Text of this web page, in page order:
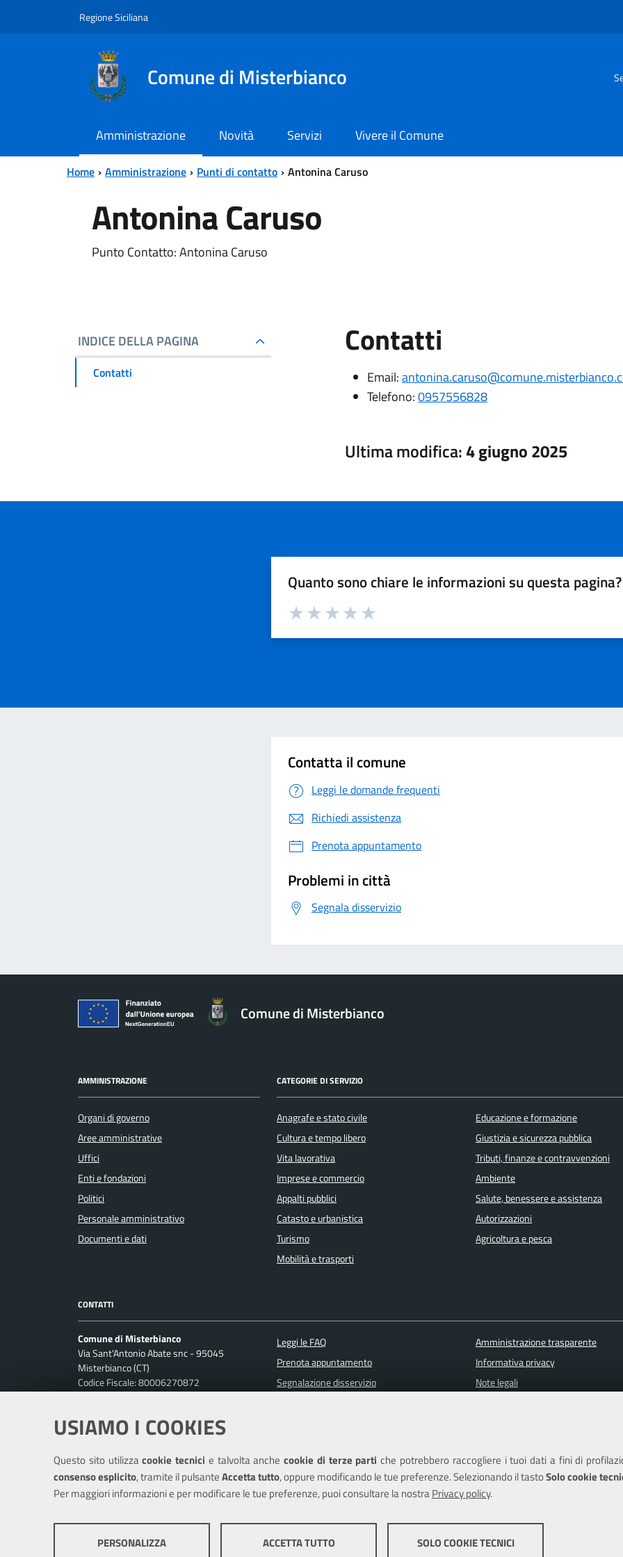
USIAMO I COOKIES
Questo sito utilizzacookie tecnici e talvolta anchecookie di terze parti che potrebbero raccogliere i tuoi dati a fini di
consenso esplicito, tramite il pulsanteAccetta tutto, oppure modificando le tue preferenze. Selezionando il tastoSolo cookie
Per maggiori informazioni e per modificare le tue preferenze, puoi consultare la nostraPrivacy policy.
PERSONALIZZA ACCETTA TUTTO SOLO COOKIE TECNICI
Regione Siciliana
Comune di Misterbianco
Amministrazione Novità Servizi Vivere il Comune
Home Amministrazione Punti di contatto Antonina Caruso
Antonina Caruso
Punto Contatto: Antonina Caruso
INDICE DELLA PAGINA
Contatti
Contatti
Email:
Telefono:0957556828
Ultima modifica:4 giugno 2025
Quanto sono chiare le informazioni su questa pagina?
Contatta il comune
Leggi le domande frequenti
Richiedi assistenza
Prenota appuntamento
Problemi in città
Segnala disservizio
Comune di Misterbianco
AMMINISTRAZIONE
Organi di governo
Aree amministrative
Uffici
Enti e fondazioni
Politici
Personale amministrativo
Documenti e dati
CATEGORIE DI SERVIZIO
Anagrafe e stato civile
Cultura e tempo libero
Vita lavorativa
Imprese e commercio
Appalti pubblici
Catasto e urbanistica
Turismo
Mobilità e trasporti
Educazione e formazione
Giustizia e sicurezza pubblica
Tributi, finanze e contravvenzioni
Ambiente
Salute, benessere e assistenza
Autorizzazioni
Agricoltura e pesca
CONTATTI
Comune di Misterbianco
Via Sant'Antonio Abate snc - 95045
Misterbianco (CT)
Codice Fiscale: 80006270872
Ufficio Relazioni con il Pubblico
protocollo.misterbianco@pec.it
Centralino unico: 095-7556200
Leggi le FAQ
Prenota appuntamento
Segnalazione disservizio
Amministrazione trasparente
Informativa privacy
Note legali